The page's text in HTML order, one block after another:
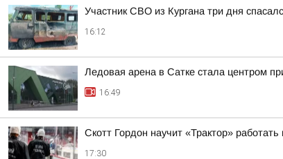
Участник СВО из Кургана три дня
16:12
Ледовая арена в Сатке стала центром
16:49
Скотт Гордон научит «Трактор»
17:30